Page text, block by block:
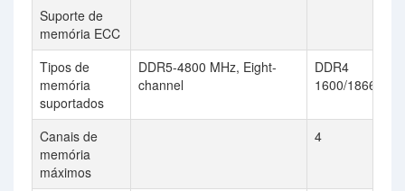
Suporte de
memória ECC
Tipos de
memória
suportados
DDR5-4800 MHz, Eight-
channel
DDR4
1600/1866/
Canais de
memória
máximos
4